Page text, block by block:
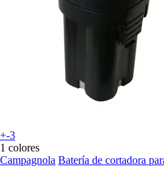
+-3
1 colores
Campagnola Batería de cortadora